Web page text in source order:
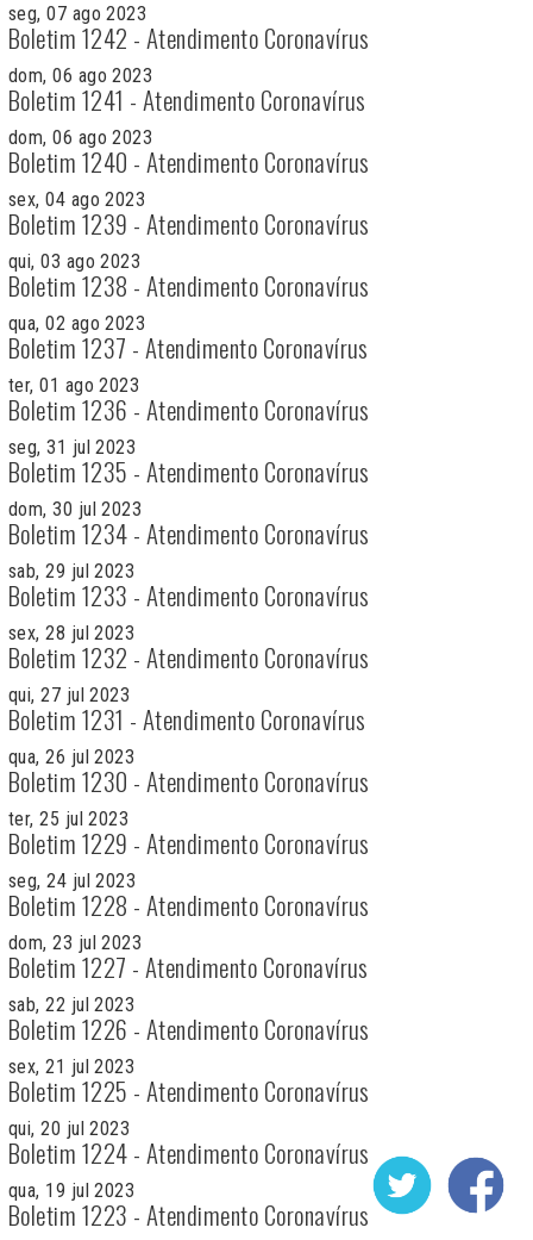
seg, 07 ago 2023
Boletim 1242 - Atendimento Coronavírus
dom, 06 ago 2023
Boletim 1241 - Atendimento Coronavírus
dom, 06 ago 2023
Boletim 1240 - Atendimento Coronavírus
sex, 04 ago 2023
Boletim 1239 - Atendimento Coronavírus
qui, 03 ago 2023
Boletim 1238 - Atendimento Coronavírus
qua, 02 ago 2023
Boletim 1237 - Atendimento Coronavírus
ter, 01 ago 2023
Boletim 1236 - Atendimento Coronavírus
seg, 31 jul 2023
Boletim 1235 - Atendimento Coronavírus
dom, 30 jul 2023
Boletim 1234 - Atendimento Coronavírus
sab, 29 jul 2023
Boletim 1233 - Atendimento Coronavírus
sex, 28 jul 2023
Boletim 1232 - Atendimento Coronavírus
qui, 27 jul 2023
Boletim 1231 - Atendimento Coronavírus
qua, 26 jul 2023
Boletim 1230 - Atendimento Coronavírus
ter, 25 jul 2023
Boletim 1229 - Atendimento Coronavírus
seg, 24 jul 2023
Boletim 1228 - Atendimento Coronavírus
dom, 23 jul 2023
Boletim 1227 - Atendimento Coronavírus
sab, 22 jul 2023
Boletim 1226 - Atendimento Coronavírus
sex, 21 jul 2023
Boletim 1225 - Atendimento Coronavírus
qui, 20 jul 2023
Boletim 1224 - Atendimento Coronavírus
qua, 19 jul 2023
Boletim 1223 - Atendimento Coronavírus